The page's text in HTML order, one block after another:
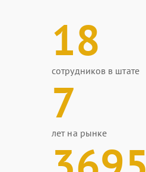
18
сотрудников в штате
7
лет на рынке